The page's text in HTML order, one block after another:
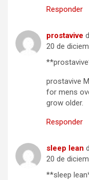
Responder
prostavive
20 de
prostavive
for mens
grow older.
Responder
sleep lean
20 de
**sleep